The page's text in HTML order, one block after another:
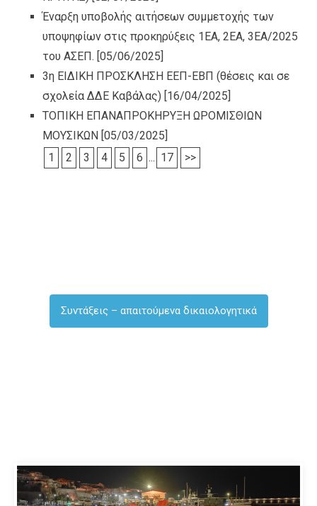
Έναρξη υποβολής αιτήσεων συμμετοχής των
υποψηφίων στις προκηρύξεις 1ΕΑ, 2ΕΑ, 3ΕΑ/2025
του ΑΣΕΠ. [05/06/2025]
3η ΕΙΔΙΚΗ ΠΡΟΣΚΛΗΣΗ ΕΕΠ-ΕΒΠ (θέσεις και σε
σχολεία ΔΔΕ Καβάλας) [16/04/2025]
ΤΟΠΙΚΗ ΕΠΑΝΑΠΡΟΚΗΡΥΞΗ ΩΡΟΜΙΣΘΙΩΝ
ΜΟΥΣΙΚΩΝ [05/03/2025]
1
2 3 4 5 6 ... 17 >>
Συντάξεις – απαιτούμενα δικαιολογητικά